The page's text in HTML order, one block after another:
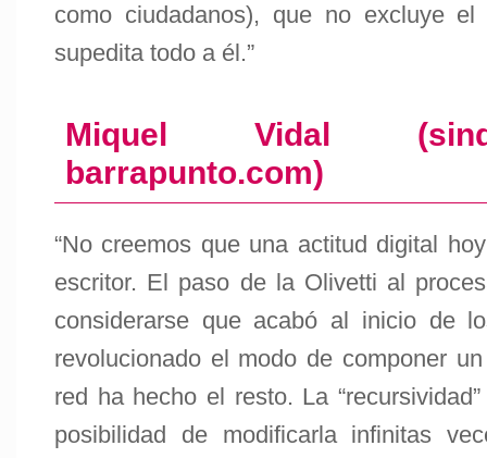
como ciudadanos), que no excluye
supedita todo a él.”
Miquel Vidal
barrapunto.com)
“No creemos que una actitud digital
escritor. El paso de la Olivetti al
considerarse que acabó al inicio de
revolucionado el modo de componer
red ha hecho el resto. La
posibilidad de modificarla infinitas